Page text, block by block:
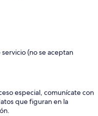
(no se aceptan
especial, comunícate con
que figuran en la